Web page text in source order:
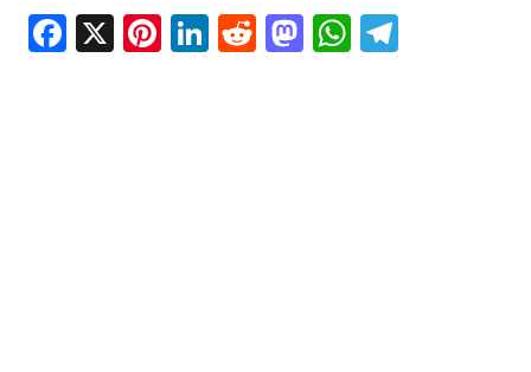
Facebook
X Pinterest
LinkedIn
Reddit
Mastodon